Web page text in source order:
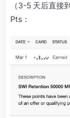
（3-5 天后直
Pts：